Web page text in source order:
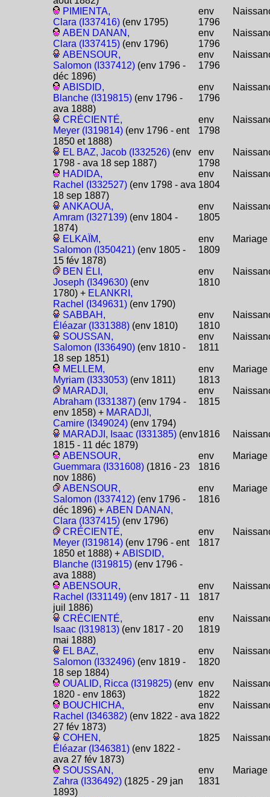
PIMIENTA,
Clara (I337416) (env 1795)
env
1796
ABEN DANAN,
Clara (I337415) (env 1796)
env
1796
ABENSOUR,
Salomon (I337412) (env 1796 -
déc 1896)
env
1796
ABISDID,
Blanche (I319815) (env 1796 -
ava 1888)
env
1796
CRÉCIENTÉ,
Meyer (I319814) (env 1796 - ent
1850 et 1888)
env
1798
EL BAZ, Jacob (I332526) (env
1798 - ava 18 sep 1887)
env
1798
HADIDA,
Rachel (I332527) (env 1798 - ava
18 sep 1887)
env
1804
ANKAOUA,
Amram (I327139) (env 1804 -
1874)
env
1805
ELKAÏM,
Salomon (I350421) (env 1805 -
15 fév 1878)
env
1809
Mariage
BEN ÉLI,
Joseph (I349630) (env
1780) + ELANKRI,
Rachel (I349631) (env 1790)
env
1810
SABBAH,
Éléazar (I331388) (env 1810)
env
1810
SOUSSAN,
Salomon (I336490) (env 1810 -
18 sep 1851)
env
1811
MELLEM,
Myriam (I333053) (env 1811)
env
1813
Mariage
MARADJI,
Abraham (I331387) (env 1794 -
env 1858) + MARADJI,
Camire (I349024) (env 1794)
env
1815
MARADJI, Isaac (I331385) (env
1815 - 11 déc 1879)
1816
ABENSOUR,
Guemmara (I331608) (1816 - 23
nov 1886)
env
1816
Mariage
ABENSOUR,
Salomon (I337412) (env 1796 -
déc 1896) +ABEN DANAN,
Clara (I337415) (env 1796)
env
1816
Mariage
CRÉCIENTÉ,
Meyer (I319814) (env 1796 - ent
1850 et 1888) +ABISDID,
Blanche (I319815) (env 1796 -
ava 1888)
env
1817
ABENSOUR,
Rachel (I331149) (env 1817 - 11
juil 1886)
env
1817
CRÉCIENTÉ,
Isaac (I319813) (env 1817 - 20
mai 1888)
env
1819
EL BAZ,
Salomon (I332496) (env 1819 -
18 sep 1884)
env
1820
OUALID, Ricca (I319825) (env
1820 - env 1863)
env
1822
BOUCHICHA,
Rachel (I346382) (env 1822 - ava
27 fév 1873)
env
1822
COHEN,
Éléazar (I346381) (env 1822 -
ava 27 fév 1873)
1825
SOUSSAN,
Zahra (I336492) (1825 - 29 jan
1893)
env
1831
Mariage